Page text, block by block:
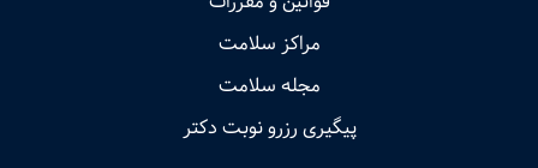
مراکز سلامت
مجله سلامت
پیگیری رزرو نوبت دکتر